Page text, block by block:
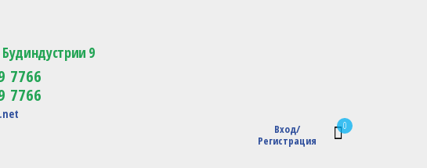
продукции с логотипом
0
Вход/
Регистрация
Будиндустрии 9
7766
7766